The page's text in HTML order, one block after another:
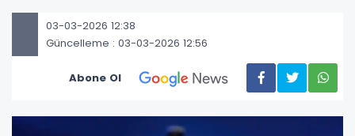
03-03-2026 12:38
Güncelleme : 03-03-2026 12:56
Abone Ol